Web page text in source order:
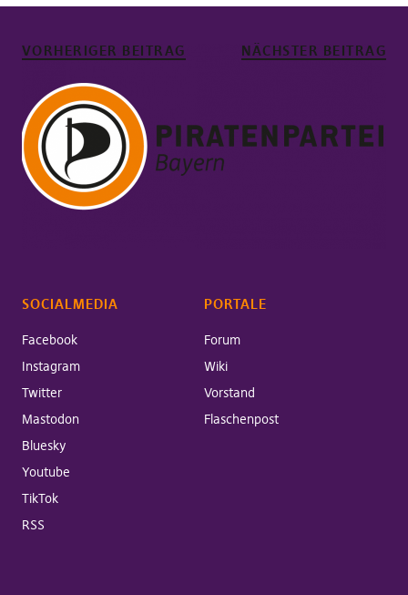
VORHERIGER BEITRAG NÄCHSTER BEITRAG
SOCIALMEDIA
Facebook
Instagram
Twitter
Mastodon
Bluesky
Youtube
TikTok
RSS
PORTALE
Forum
Wiki
Vorstand
Flaschenpost